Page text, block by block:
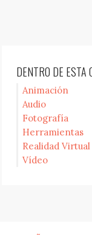
DENTRO DE ESTA
Animación
Audio
Fotografía
Herramientas
Realidad Virtual
Vídeo